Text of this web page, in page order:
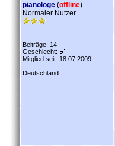
pianologe (offline)
Normaler Nutzer
Beiträge: 14
Geschlecht:
Mitglied seit: 18.07.2009
Deutschland